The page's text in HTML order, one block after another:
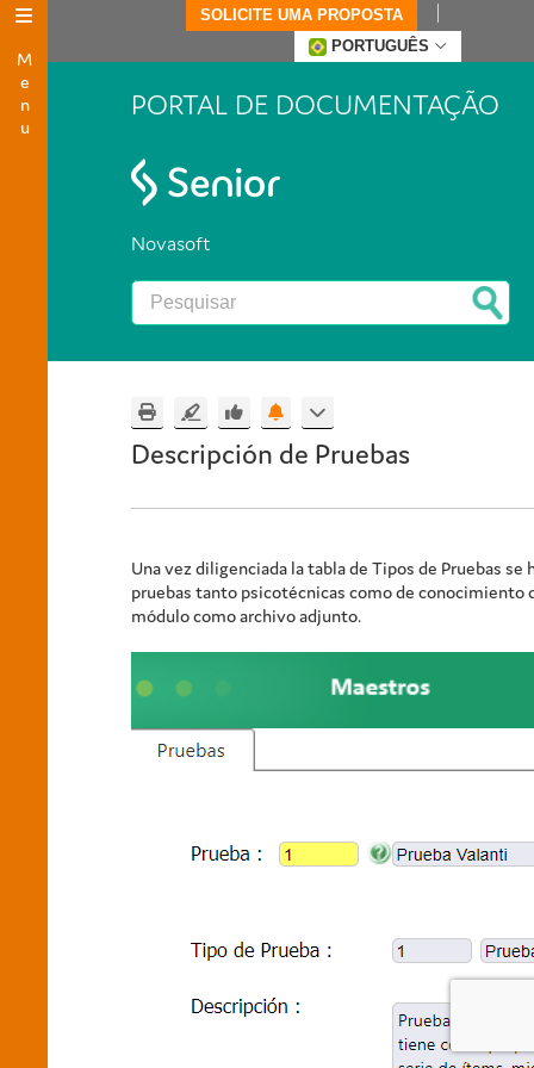
Menu
SOLICITE UMA PROPOSTA
PORTUGUÊS
PORTAL DE DOCUMENTAÇÃO
Novasoft
Descripción de Pruebas
Una vez diligenciada la tabla de Tipos de Pruebas
pruebas tanto psicotécnicas como de conocimiento
módulo como archivo adjunto.